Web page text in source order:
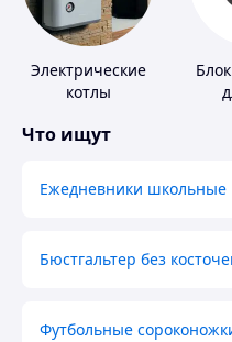
Электрические
котлы
Что ищут
Ежедневники школьные
Бюстгальтер без
Футбольные